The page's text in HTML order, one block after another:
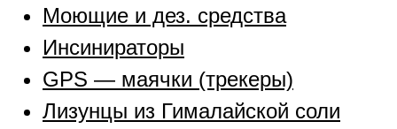
Моющие и дез. средства
Инсинираторы
GPS — маячки (трекеры)
Лизунцы из Гималайской соли